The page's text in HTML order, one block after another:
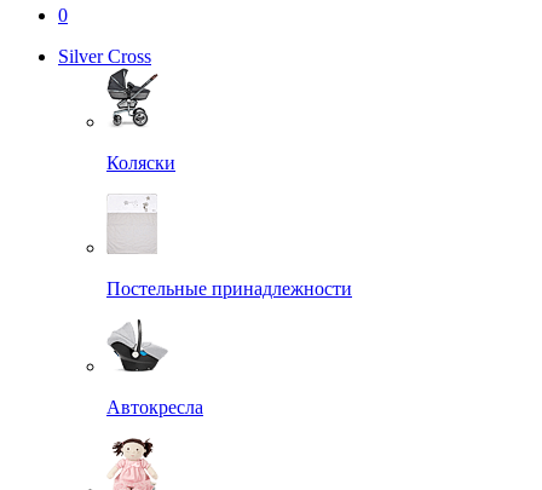
0
Silver Cross
Коляски
Постельные принадлежности
Автокресла